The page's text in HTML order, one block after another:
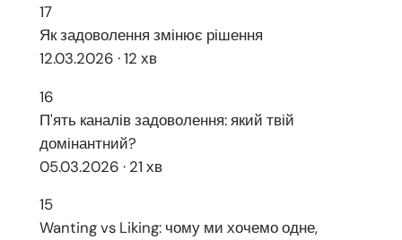
17
Як задоволення змінює рішення
12.03.2026 · 12 хв
16
П'ять каналів задоволення: який твій
домінантний?
05.03.2026 · 21 хв
15
Wanting vs Liking: чому ми хочемо одне,